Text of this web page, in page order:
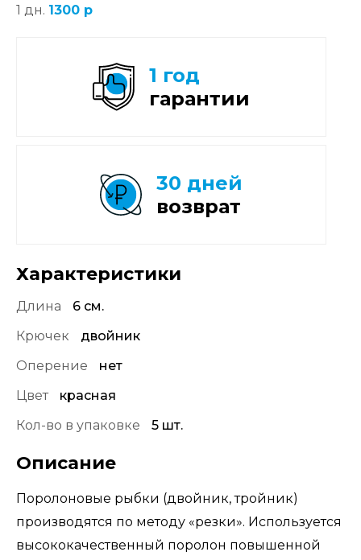
1 дн. 1300 р
Характеристики
Длина
6 см.
Крючек
двойник
Оперение
нет
Цвет
красная
Кол-во в упаковке
5 шт.
Описание
Поролоновые рыбки (двойник, тройник)
производятся по методу «резки». Используется
высококачественный поролон повышенной
1 год
гарантии
30 дней
возврат